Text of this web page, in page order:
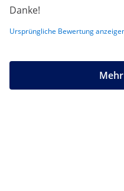
Danke!
Ursprüngliche Bewertung